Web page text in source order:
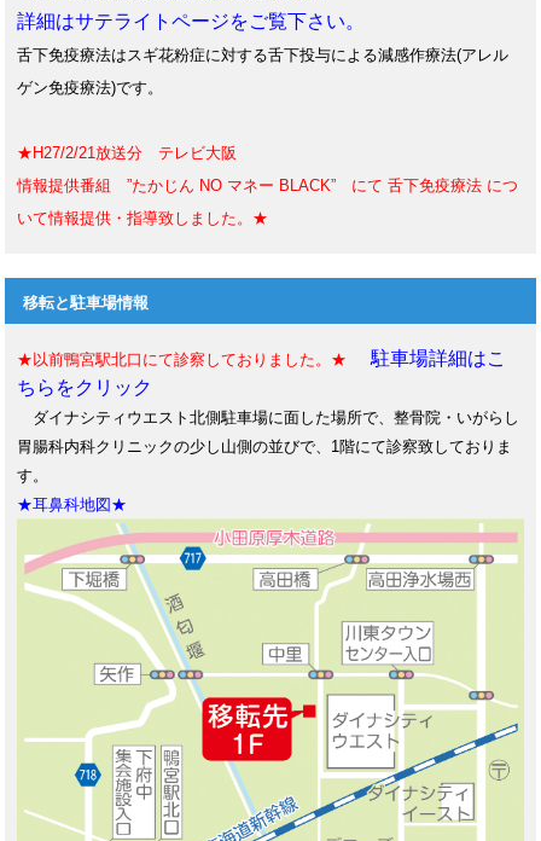
詳細はサテライトページをご覧下さい。
舌下免疫療法はスギ花粉症に対する舌下投与による減感作療法(アレル
ゲン免疫療法)です。
★H27/2/21放送分 テレビ大阪
情報提供番組 ”たかじん NO マネー BLACK” にて 舌下免疫療法 につ
いて情報提供・指導致しました。★
移転と駐車場情報
★以前鴨宮駅北口にて診察しておりました。★
駐車場詳細はこ
ちらをクリック
ダイナシティウエスト北側駐車場に面した場所で、整骨院・いがらし
胃腸科内科クリニックの少し山側の並びで、1階にて診察致しておりま
す。
★耳鼻科地図★